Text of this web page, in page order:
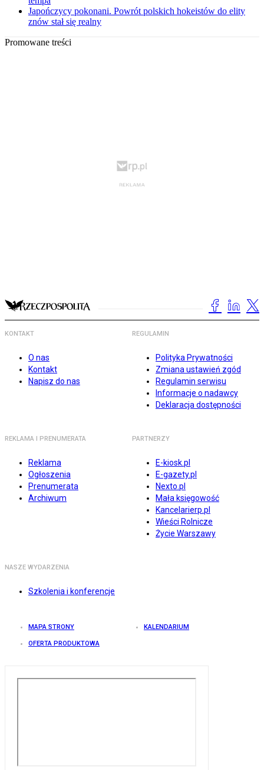
Japończycy pokonani. Powrót polskich hokeistów do elity
znów stał się realny
Promowane treści
KONTAKT
O nas
Kontakt
Napisz do nas
REGULAMIN
Polityka Prywatności
Zmiana ustawień zgód
Regulamin serwisu
Informacje o nadawcy
Deklaracja dostępności
REKLAMA I PRENUMERATA
Reklama
Ogłoszenia
Prenumerata
Archiwum
PARTNERZY
E-kiosk.pl
E-gazety.pl
Nexto.pl
Mała księgowość
Kancelarierp.pl
Wieści Rolnicze
Życie Warszawy
NASZE WYDARZENIA
Szkolenia i konferencje
MAPA STRONY KALENDARIUM
OFERTA PRODUKTOWA